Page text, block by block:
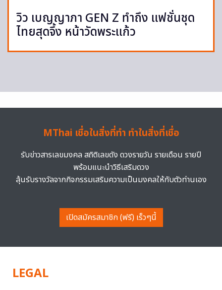
วิว เบญญาภา GEN Z ทำถึง แฟชั่นชุด
ไทยสุดจึ้ง หน้าวัดพระแก้ว
MThai เชื่อในสิ่งที่ทำ ทำในสิ่งที่เชื่อ
รับข่าวสารเลขมงคล สถิติเลขดัง ดวงรายวัน รายเดือน รายปี
พร้อมแนะนำวิธีเสริมดวง
ลุ้นรับรางวัลจากกิจกรรมเสริมความเป็นมงคลให้กับตัวท่านเอง
เปิดสมัครสมาชิก (ฟรี) เร็วๆนี้
LEGAL